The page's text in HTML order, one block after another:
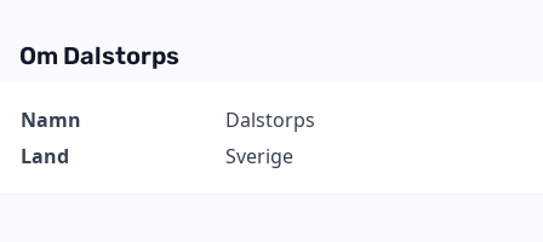
Om Dalstorps
Information
Namn
Dalstorps
Land
Sverige